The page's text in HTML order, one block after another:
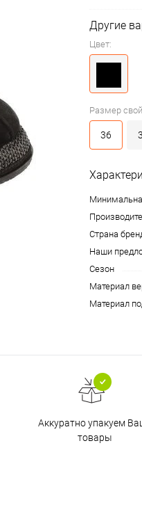
Другие
Цвет:
Размер
36
Страна
Наши
Сезон
Материал
Материал
Аккуратно упакуем
товары